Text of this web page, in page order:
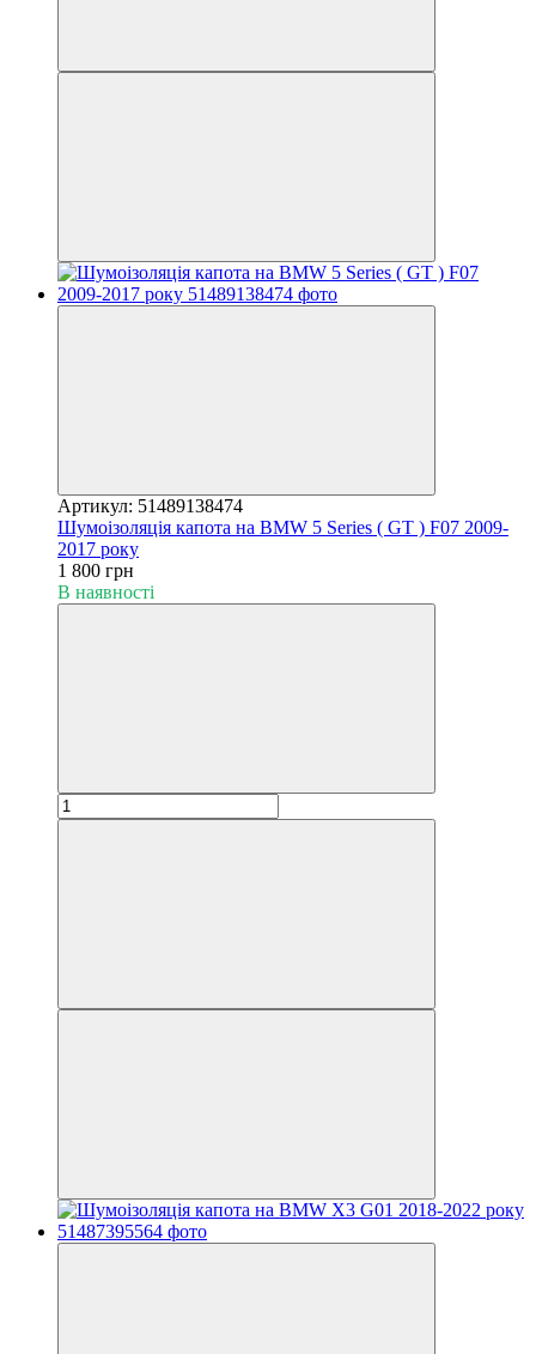
Артикул: 51489138474
Шумоізоляція капота на BMW 5 Series ( GT ) F07 2009-
2017 року
1 800 грн
В наявності